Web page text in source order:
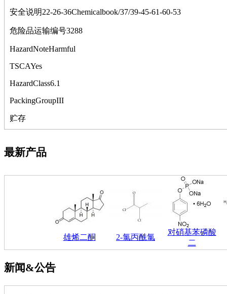
嗪
醛
炔
噻吩
砷
石
锶
素
酸
钽
糖
肟
芴
安全说明22-26-36Chemicalbook/37/39-45-61-60-53
危险品运输编号3288
HazardNoteHarmful
TSCAYes
HazardClass6.1
PackingGroupIII
贮存
最新产品
雄烯二酮 2-氯丙酰氯
对硝基苯磷酸
二
新闻&公告